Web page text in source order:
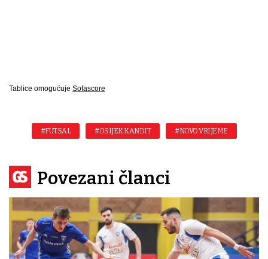
Tablice omogućuje Sofascore
#FUTSAL #OSIJEK KANDIT #NOVO VRIJEME
Povezani članci